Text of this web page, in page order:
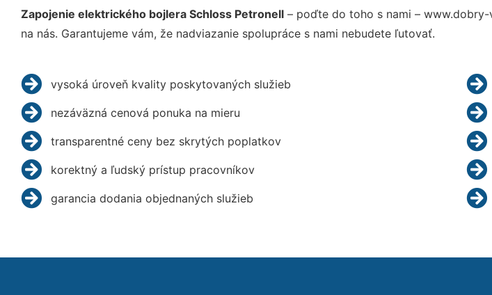
Zapojenie elektrického bojlera Schloss Petronell – poďte do toho s nami –
na nás. Garantujeme vám, že nadviazanie spolupráce s nami nebudete ľutovať.
vysoká úroveň kvality poskytovaných služieb
nezáväzná cenová ponuka na mieru
transparentné ceny bez skrytých poplatkov
korektný a ľudský prístup pracovníkov
garancia dodania objednaných služieb